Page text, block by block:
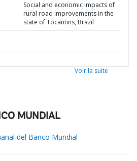
Social and economic impacts of
rural road improvements in the
state of Tocantins, Brazil
Voir la suite
MUNDIAL
del Banco Mundial